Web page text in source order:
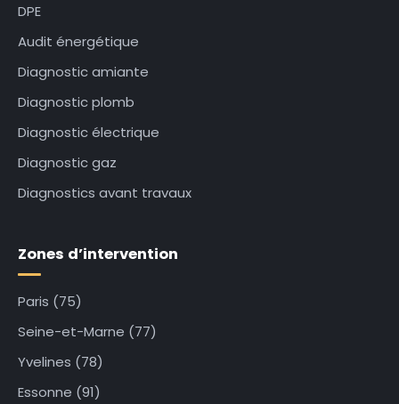
DPE
Audit énergétique
Diagnostic amiante
Diagnostic plomb
Diagnostic électrique
Diagnostic gaz
Diagnostics avant travaux
Zones d’intervention
Paris (75)
Seine-et-Marne (77)
Yvelines (78)
Essonne (91)